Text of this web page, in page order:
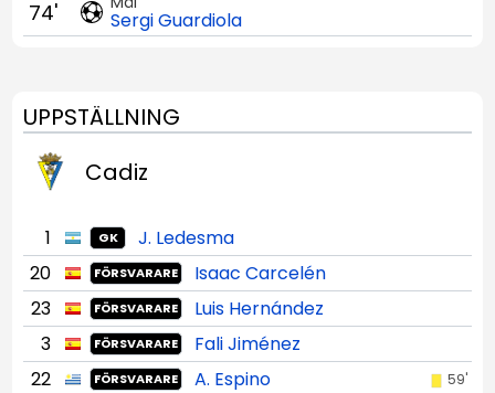
Sergi Guardiola
74'
UPPSTÄLLNING
Cadiz
1 GK
J. Ledesma
20
FÖRSVARARE
Isaac Carcelén
23
FÖRSVARARE
Luis Hernández
3
FÖRSVARARE
Fali Jiménez
22
FÖRSVARARE A. Espino 59'